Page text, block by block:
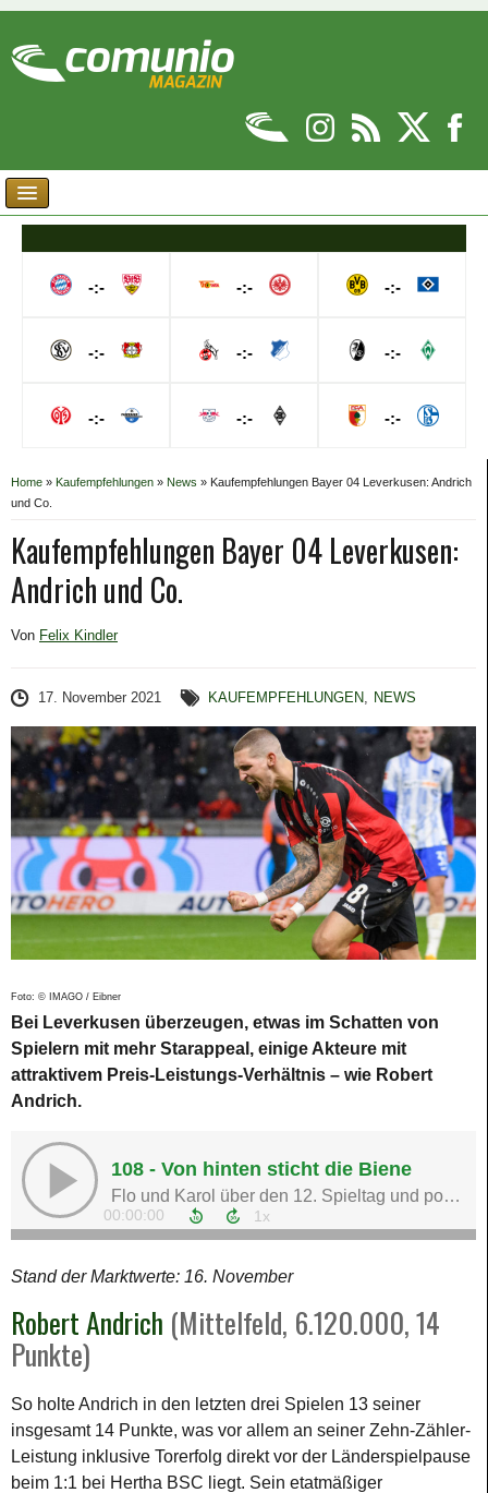
-:-
-:-
-:-
-:-
-:-
-:-
-:-
-:-
-:-
Home » Kaufempfehlungen » News » Kaufempfehlungen Bayer 04 Leverkusen: Andrich
und Co.
Kaufempfehlungen Bayer 04 Leverkusen:
Andrich und Co.
Von Felix Kindler
17. November 2021 KAUFEMPFEHLUNGEN, NEWS
Foto: © IMAGO / Eibner
Bei Leverkusen überzeugen, etwas im Schatten von
Spielern mit mehr Starappeal, einige Akteure mit
attraktivem Preis-Leistungs-Verhältnis – wie Robert
Andrich.
Stand der Marktwerte: 16. November
Robert Andrich (Mittelfeld, 6.120.000, 14
Punkte)
So holte Andrich in den letzten drei Spielen 13 seiner
insgesamt 14 Punkte, was vor allem an seiner Zehn-Zähler-
Leistung inklusive Torerfolg direkt vor der Länderspielpause
beim 1:1 bei Hertha BSC liegt. Sein etatmäßiger